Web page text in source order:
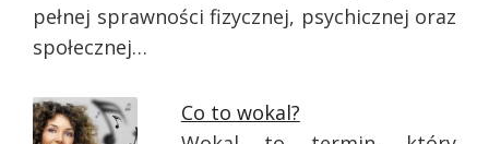
pełnej sprawności fizycznej, psychicznej oraz
społecznej…
Co to wokal?